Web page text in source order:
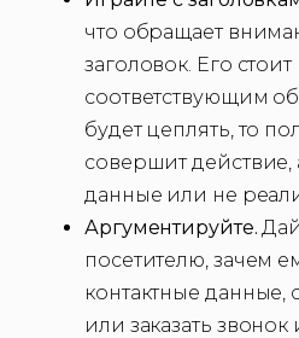
что обращает
заголовок. Его
соответствующим
будет цеплять, то
совершит действие,
данные или не
Аргументируйте.
посетителю, зачем
контактные данные,
или заказать